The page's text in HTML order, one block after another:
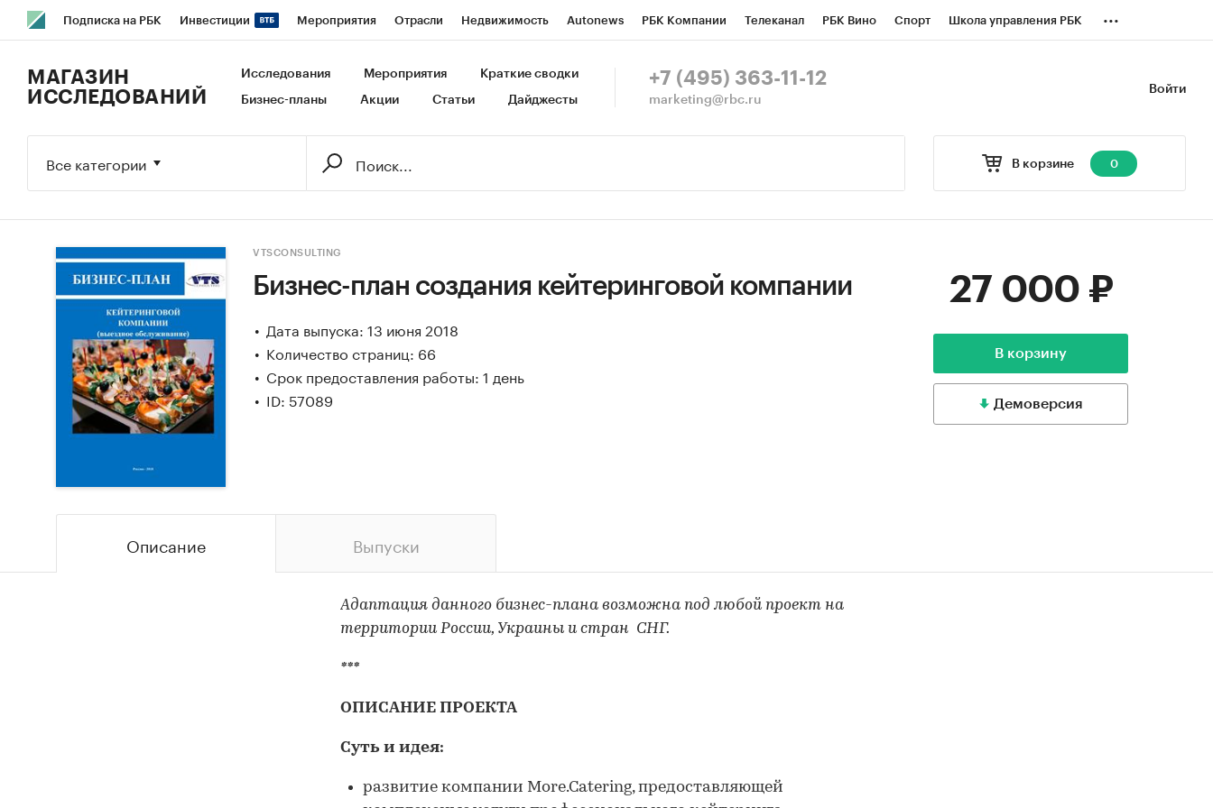
Подписка на РБК Инвестиции Мероприятия Отрасли Недвижимость Autonews РБК Компании Телеканал РБК Вино Спорт Школа управления РБК
Исследования Кредитные рейтинги Франшизы Газета Спецпроекты СПб Конференции СПб Спецпроекты
...
Войти
МАГАЗИН
ИССЛЕДОВАНИЙ
Исследования Мероприятия Краткие сводки
Бизнес-планы Акции Статьи Дайджесты
+7 (495) 363-11-12
marketing@rbc.ru
В корзине 0
Все категории
VTSCONSULTING
Бизнес-план создания кейтеринговой компании
Дата выпуска: 13 июня 2018
Количество страниц: 66
Срок предоставления работы: 1 день
ID: 57089
27 000 ₽
В корзину
Демоверсия
Описание Выпуски
Адаптация данного бизнес-плана возможна под любой проект на
территории России, Украины и стран СНГ.
***
ОПИСАНИЕ ПРОЕКТА
Суть и идея:
развитие компании Мore.Catering, предоставляющей